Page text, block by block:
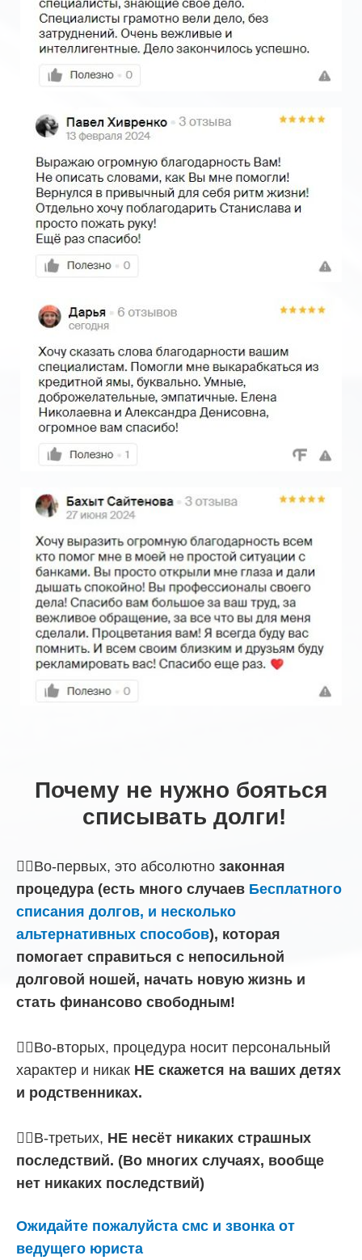
Почему не нужно бояться
списывать долги!
☝🏼Во-первых, это абсолютно законная
процедура (есть много случаев Бесплатного
списания долгов, и несколько
альтернативных способов), которая
помогает справиться с непосильной
долговой ношей, начать новую жизнь и
стать финансово свободным!
☝🏼Во-вторых, процедура носит персональный
характер и никак НЕ скажется на ваших детях
и родственниках.
☝🏼В-третьих, НЕ несёт никаких страшных
последствий. (Во многих случаях, вообще
нет никаких последствий)
Ожидайте пожалуйста смс и звонка от
ведущего юриста